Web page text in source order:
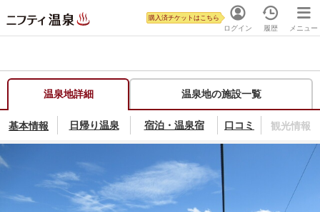
ログイン
購入済チケットはこちら
履歴 メニュー
温泉地詳細 温泉地の施設一覧
基本情報 日帰り温泉 宿泊・温泉宿 口コミ 観光情報